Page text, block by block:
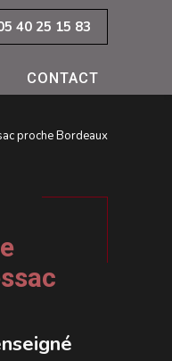
40 25 15 83
CONTACT
proche Bordeaux